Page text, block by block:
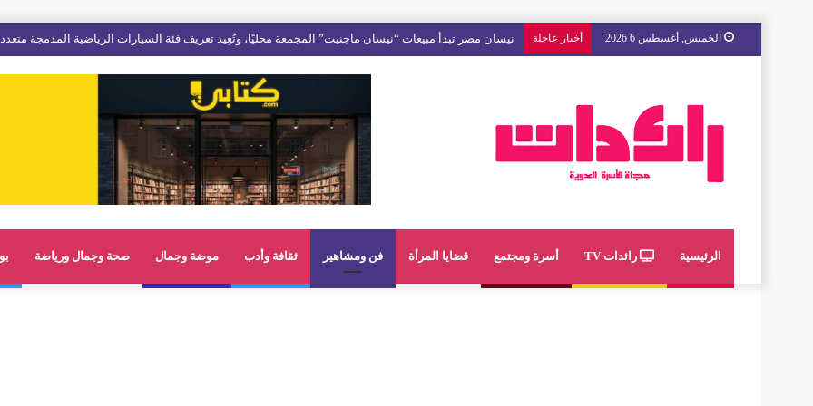
الخميس, أغسطس 6 2026 أخبار عاجلة مع « The Next Ad » ، إنوي يُسند حملته الإعلانية المقبلة إلى الشباب المغربي
الرئيسية رائدات TV أسرة ومجتمع قضايا المرأة فن ومشاهير ثقافة وأدب موضة وجمال صحة وجمال ورياضة